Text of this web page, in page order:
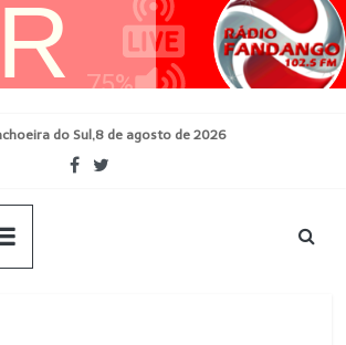
do Sul,8 de agosto de 2026